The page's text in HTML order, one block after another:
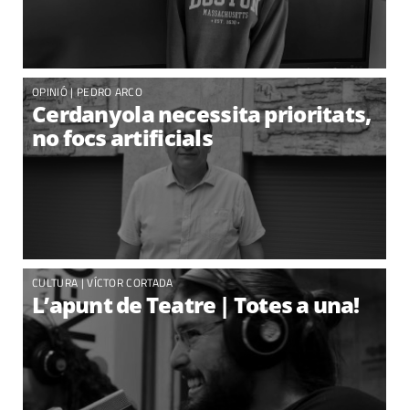
OPINIÓ|PEDRO ARCO
Cerdanyola necessita prioritats,
no focs artificials
CULTURA|VÍCTOR CORTADA
L’apunt de Teatre | Totes a una!